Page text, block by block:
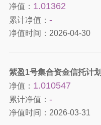
净值： 1.01362
累计净值： -
净值时间： 2026-04-30
紫盈1号集合资金信托计划
净值： 1.010547
累计净值： -
净值时间： 2026-03-31